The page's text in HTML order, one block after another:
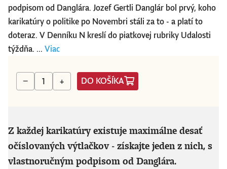
podpisom od Danglára. Jozef Gertli Danglár bol prvý, koho
karikatúry o politike po Novembri stáli za to - a platí to
doteraz. V Denníku N kreslí do piatkovej rubriky Udalosti
týždňa. ... Viac
− + DO KOŠÍKA
Z každej karikatúry existuje maximálne desať
očíslovaných výtlačkov - získajte jeden z nich, s
vlastnoručným podpisom od Danglára.